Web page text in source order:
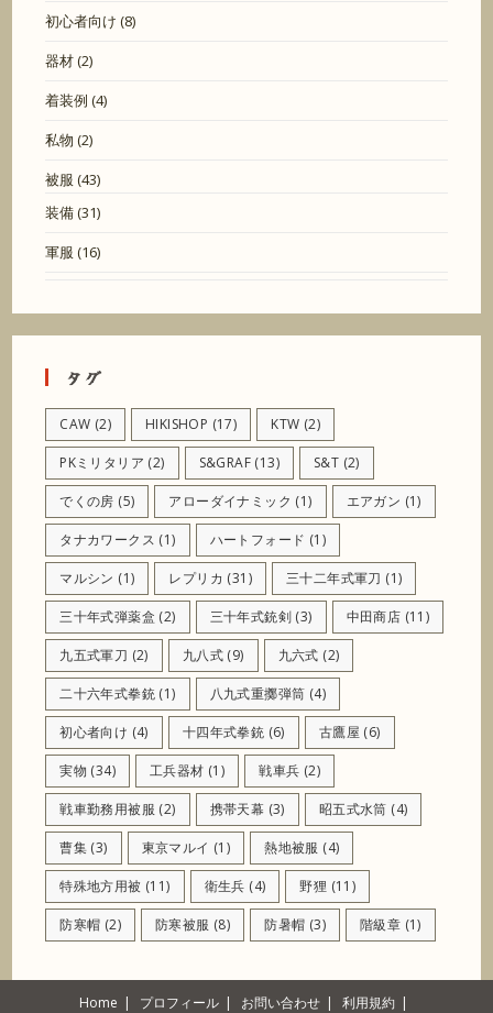
初心者向け (8)
器材(2)
着装例 (4)
私物 (2)
被服 (43)
装備(31)
軍服 (16)
タグ
CAW (2) HIKISHOP (17) KTW (2)
PKミリタリア (2) S&GRAF (13) S&T (2)
でくの房 (5) アローダイナミック (1) エアガン (1)
タナカワークス (1) ハートフォード (1)
マルシン (1) レプリカ (31) 三十二年式軍刀 (1)
三十年式弾薬盒 (2) 三十年式銃剣 (3) 中田商店 (11)
九五式軍刀 (2) 九八式 (9) 九六式 (2)
二十六年式拳銃 (1) 八九式重擲弾筒 (4)
初心者向け (4) 十四年式拳銃 (6) 古鷹屋 (6)
実物 (34) 工兵器材 (1) 戦車兵 (2)
戦車勤務用被服 (2) 携帯天幕 (3) 昭五式水筒 (4)
曹集 (3) 東京マルイ (1) 熱地被服 (4)
特殊地方用被 (11) 衛生兵 (4) 野狸 (11)
防寒帽 (2) 防寒被服 (8) 防暑帽 (3) 階級章 (1)
Home プロフィール お問い合わせ 利用規約